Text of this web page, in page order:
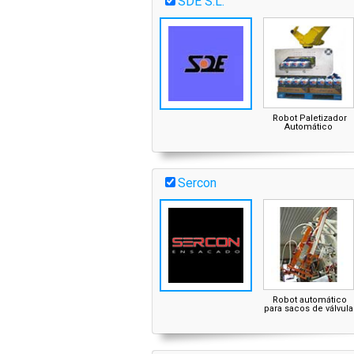
Robot Paletizador
Automático
Sercon
Robot automático
para sacos de válvula